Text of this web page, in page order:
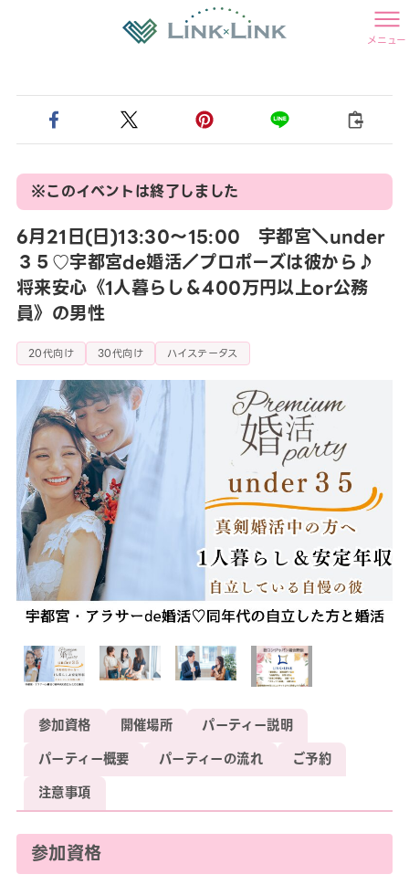
メニュー
※このイベントは終了しました
6月21日(日)13:30〜15:00 宇都宮＼under
３５♡宇都宮de婚活／プロポーズは彼から♪
将来安心《1人暮らし＆400万円以上or公務
員》の男性
20代向け 30代向け ハイステータス
参加資格 開催場所
パーティー説明
パーティー概要
パーティーの流れ
ご予約
注意事項
参加資格